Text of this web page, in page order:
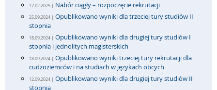
17.02.2025 | Nabór ciągły – rozpoczęcie rekrutacji
25.09.2024 | Opublikowano wyniki dla trzeciej tury studiów II
stopnia
18.09.2024 | Opublikowano wyniki dla drugiej tury studiów I
stopnia i jednolitych magisterskich
18.09.2024 | Opublikowano wyniki trzeciej tury rekrutacji dla
cudzoziemców i na studiach w językach obcych
12.09.2024 | Opublikowano wyniki dla drugiej tury studiów II
stopnia